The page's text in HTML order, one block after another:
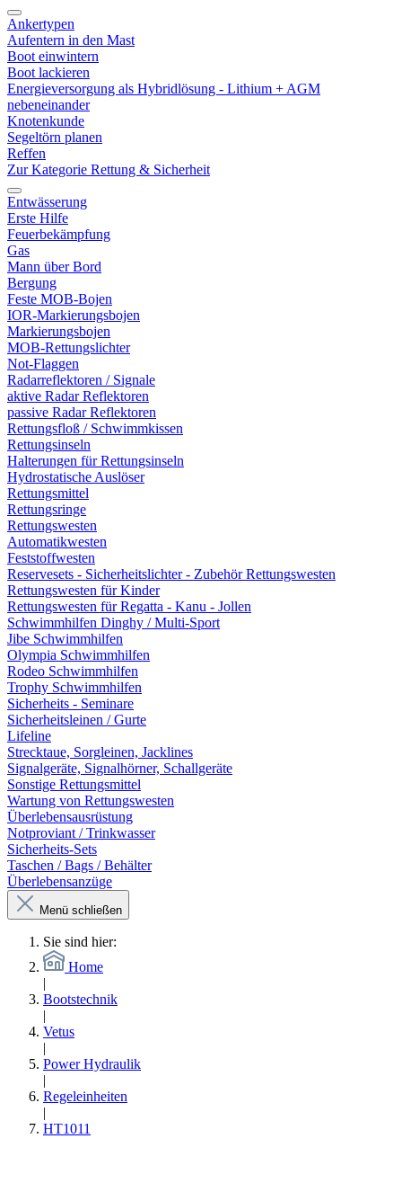
Ankertypen
Aufentern in den Mast
Boot einwintern
Boot lackieren
Energieversorgung als Hybridlösung - Lithium + AGM
nebeneinander
Knotenkunde
Segeltörn planen
Reffen
Zur Kategorie Rettung & Sicherheit
Entwässerung
Erste Hilfe
Feuerbekämpfung
Gas
Mann über Bord
Bergung
Feste MOB-Bojen
IOR-Markierungsbojen
Markierungsbojen
MOB-Rettungslichter
Not-Flaggen
Radarreflektoren / Signale
aktive Radar Reflektoren
passive Radar Reflektoren
Rettungsfloß / Schwimmkissen
Rettungsinseln
Halterungen für Rettungsinseln
Hydrostatische Auslöser
Rettungsmittel
Rettungsringe
Rettungswesten
Automatikwesten
Feststoffwesten
Reservesets - Sicherheitslichter - Zubehör Rettungswesten
Rettungswesten für Kinder
Rettungswesten für Regatta - Kanu - Jollen
Schwimmhilfen Dinghy / Multi-Sport
Jibe Schwimmhilfen
Olympia Schwimmhilfen
Rodeo Schwimmhilfen
Trophy Schwimmhilfen
Sicherheits - Seminare
Sicherheitsleinen / Gurte
Lifeline
Strecktaue, Sorgleinen, Jacklines
Signalgeräte, Signalhörner, Schallgeräte
Sonstige Rettungsmittel
Wartung von Rettungswesten
Überlebensausrüstung
Notproviant / Trinkwasser
Sicherheits-Sets
Taschen / Bags / Behälter
Überlebensanzüge
Menü schließen
Sie sind hier:
Home
|
Bootstechnik
|
Vetus
|
Power Hydraulik
|
Regeleinheiten
|
HT1011